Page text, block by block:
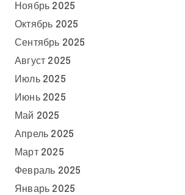
Ноябрь 2025
Октябрь 2025
Сентябрь 2025
Август 2025
Июль 2025
Июнь 2025
Май 2025
Апрель 2025
Март 2025
Февраль 2025
Январь 2025